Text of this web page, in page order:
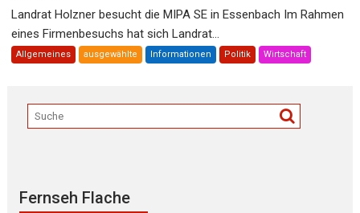
Landrat Holzner besucht die MIPA SE in Essenbach Im Rahmen
eines Firmenbesuchs hat sich Landrat...
Allgemeines ausgewählte Informationen Politik Wirtschaft
Fernseh Flache